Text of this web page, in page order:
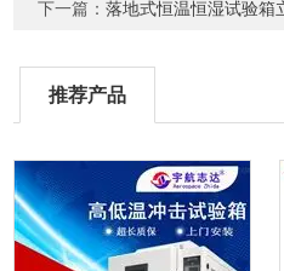
下一篇：落地式恒温恒湿试验箱
推荐产品